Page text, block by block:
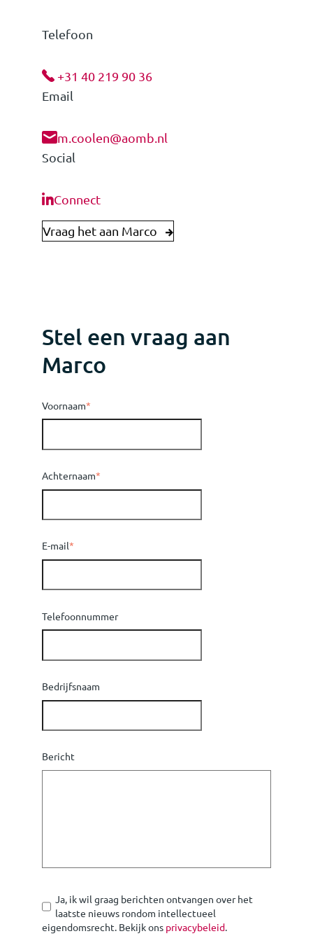
Telefoon
+31 40 219 90 36
Email
m.coolen@aomb.nl
Social
Connect
Vraag het aan Marco
Stel een vraag aan
Marco
Voornaam*
Achternaam*
E-mail*
Telefoonnummer
Bedrijfsnaam
Bericht
Ja, ik wil graag berichten ontvangen over het
laatste nieuws rondom intellectueel
eigendomsrecht. Bekijk ons privacybeleid